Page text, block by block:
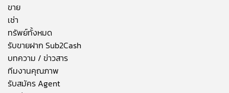
ขาย
เช่า
ทรัพย์ทั้งหมด
รับขายฝาก Sub2Cash
บทความ / ข่าวสาร
ทีมงานคุณภาพ
รับสมัคร Agent